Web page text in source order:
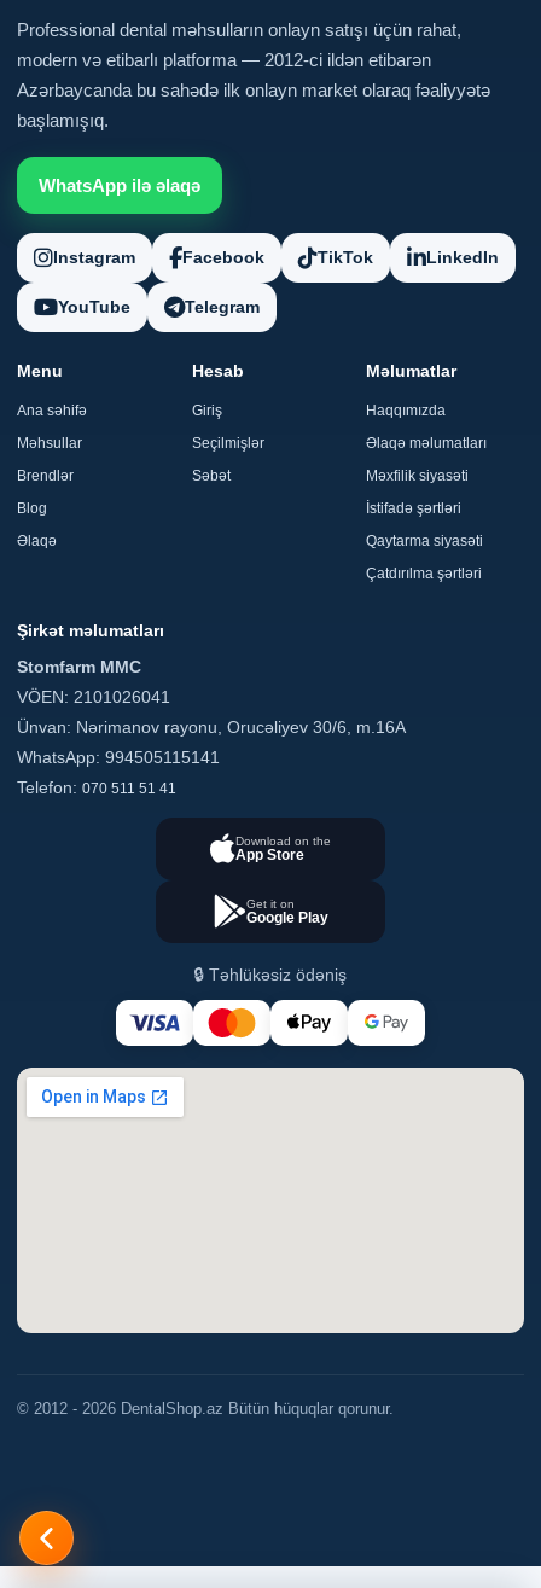
Professional dental məhsulların onlayn satışı üçün rahat,
modern və etibarlı platforma — 2012-ci ildən etibarən
Azərbaycanda bu sahədə ilk onlayn market olaraq fəaliyyətə
başlamışıq.
WhatsApp ilə əlaqə
Instagram Facebook TikTok LinkedIn
YouTube Telegram
Menu
Ana səhifə
Məhsullar
Brendlər
Blog
Əlaqə
Hesab
Giriş
Seçilmişlər
Səbət
Məlumatlar
Haqqımızda
Əlaqə məlumatları
Məxfilik siyasəti
İstifadə şərtləri
Qaytarma siyasəti
Çatdırılma şərtləri
Şirkət məlumatları
Stomfarm MMC
VÖEN: 2101026041
Ünvan: Nərimanov rayonu, Orucəliyev 30/6, m.16A
WhatsApp: 994505115141
Telefon: 070 511 51 41
Download on the
App Store
Get it on
Google Play
🔒 Təhlükəsiz ödəniş
© 2012 - 2026 DentalShop.az Bütün hüquqlar qorunur.